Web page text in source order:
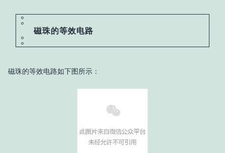
磁珠的等效电路
磁珠的等效电路如下图所示：